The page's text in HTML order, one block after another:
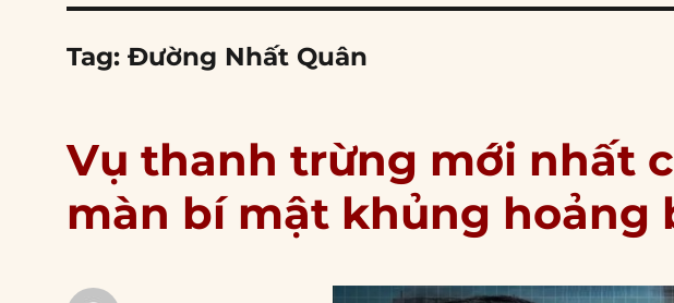
Tag:Đường Nhất Quân
Vụ thanh trừng mới nhất
màn bí mật khủng hoảng